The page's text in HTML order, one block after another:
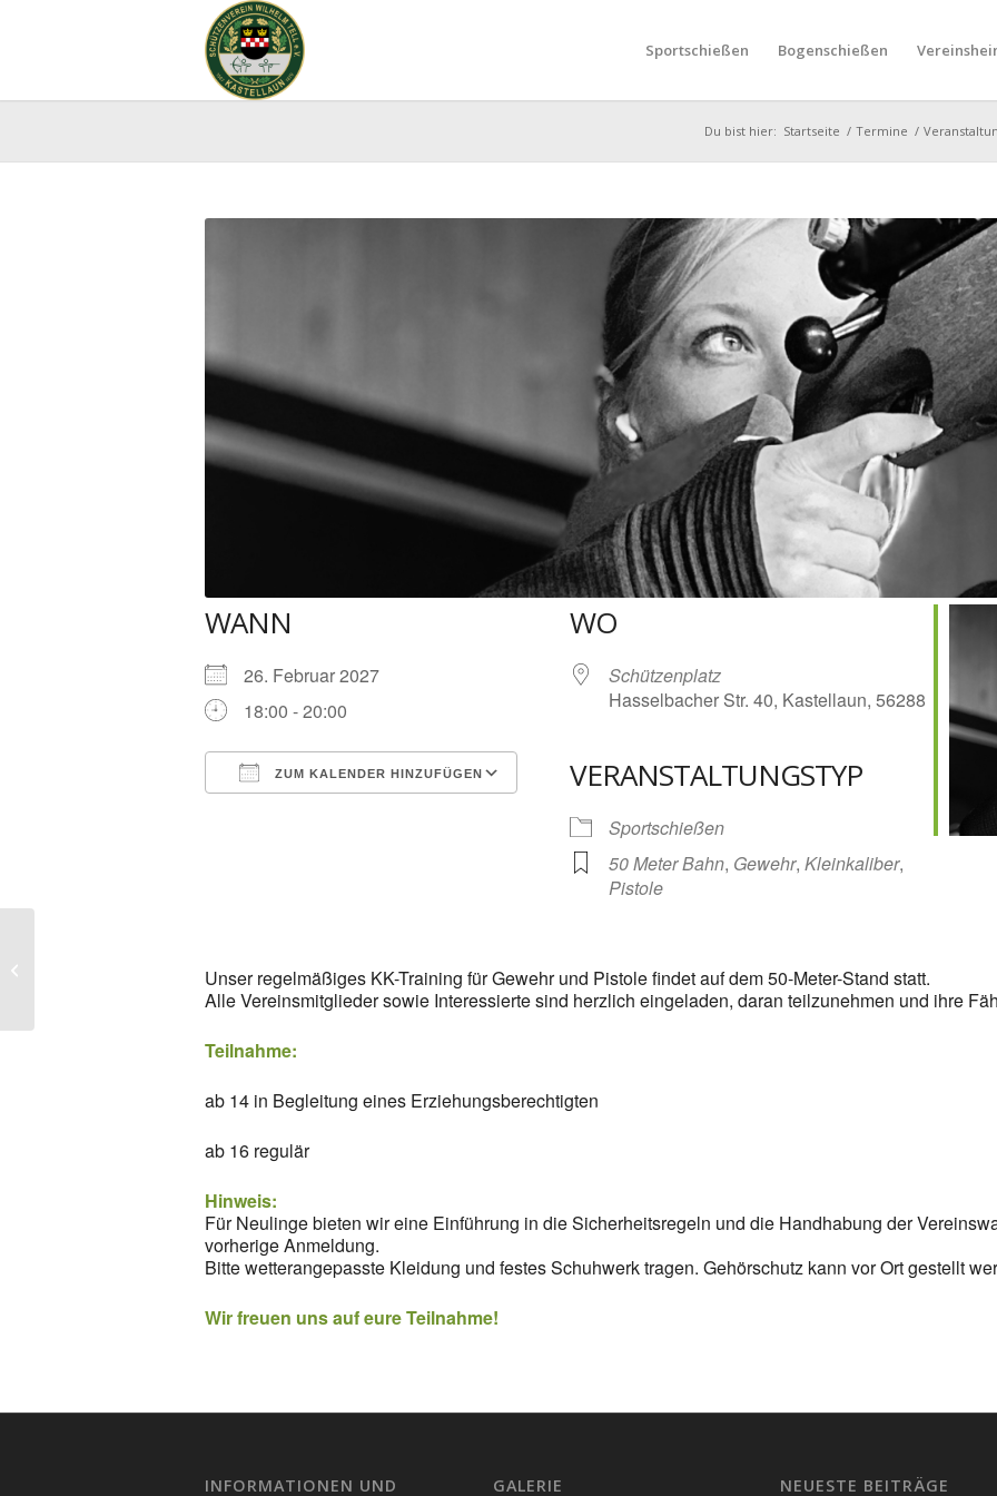
Sportschießen Bogenschießen
Du bist hier: Startseite / Termine /
WANN
26. Februar 2027
18:00 - 20:00
ZUM KALENDER HINZUFÜGEN
Google Kalender
WO
Schützenplatz
Hasselbacher Str. 40, Kastellaun, 56288
VERANSTALTUNGSTYP
Sportschießen
50 Meter Bahn, Gewehr, Kleinkaliber,
Pistole
Unser regelmäßiges KK-Training für Gewehr und Pistole findet auf dem 50-Meter-Stand statt.
Alle Vereinsmitglieder sowie Interessierte sind herzlich eingeladen, daran teilzunehmen und ihre
Teilnahme:
ab 14 in Begleitung eines Erziehungsberechtigten
ab 16 regulär
Hinweis:
Für Neulinge bieten wir eine Einführung in die Sicherheitsregeln und die Handhabung der
vorherige Anmeldung.
Bitte wetterangepasste Kleidung und festes Schuhwerk tragen. Gehörschutz kann vor Ort gestellt
Wir freuen uns auf eure Teilnahme!
INFORMATIONEN UND GALERIE NEUESTE BEITRÄGE